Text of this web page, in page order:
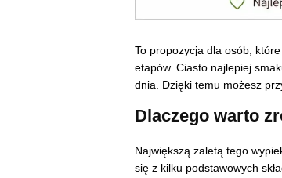
To propozycja dla osób,
etapów. Ciasto najlepiej
dnia. Dzięki temu możesz
Dlaczego warto
Największą zaletą tego
się z kilku podstawowych